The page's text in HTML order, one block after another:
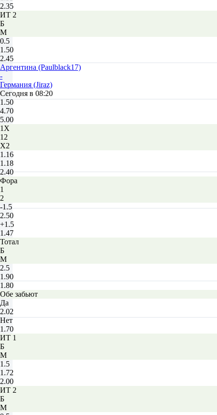
2.35
ИТ 2
Б
М
0.5
1.50
2.45
Аргентина (Paulblack17)
-
Германия (Jiraz)
Сегодня в 08:20
1.50
4.70
5.00
1X
12
X2
1.16
1.18
2.40
Фора
1
2
-1.5
2.50
+1.5
1.47
Тотал
Б
М
2.5
1.90
1.80
Обе забьют
Да
2.02
Нет
1.70
ИТ 1
Б
М
1.5
1.72
2.00
ИТ 2
Б
М